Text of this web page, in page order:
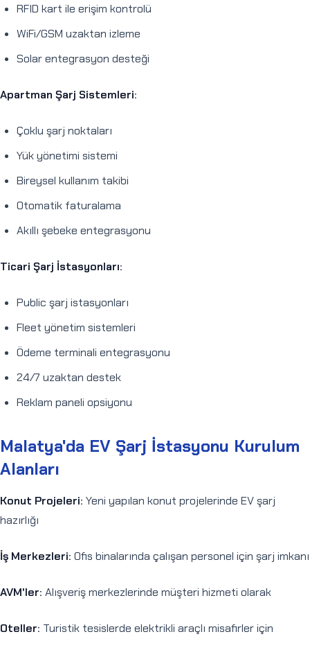
RFID kart ile erişim kontrolü
WiFi/GSM uzaktan izleme
Solar entegrasyon desteği
Apartman Şarj Sistemleri:
Çoklu şarj noktaları
Yük yönetimi sistemi
Bireysel kullanım takibi
Otomatik faturalama
Akıllı şebeke entegrasyonu
Ticari Şarj İstasyonları:
Public şarj istasyonları
Fleet yönetim sistemleri
Ödeme terminali entegrasyonu
24/7 uzaktan destek
Reklam paneli opsiyonu
Malatya'da EV Şarj İstasyonu Kurulum
Alanları
Konut Projeleri: Yeni yapılan konut projelerinde EV şarj
hazırlığı
İş Merkezleri: Ofis binalarında çalışan personel için şarj imkanı
AVM'ler: Alışveriş merkezlerinde müşteri hizmeti olarak
Oteller: Turistik tesislerde elektrikli araçlı misafirler için